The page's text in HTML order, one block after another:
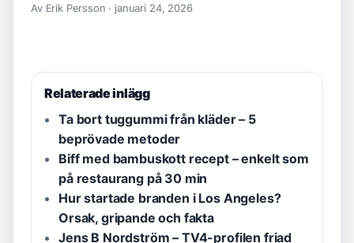
Av Erik Persson · januari 24, 2026
Relaterade inlägg
Ta bort tuggummi från kläder – 5
beprövade metoder
Biff med bambuskott recept – enkelt som
på restaurang på 30 min
Hur startade branden i Los Angeles?
Orsak, gripande och fakta
Jens B Nordström – TV4-profilen friad